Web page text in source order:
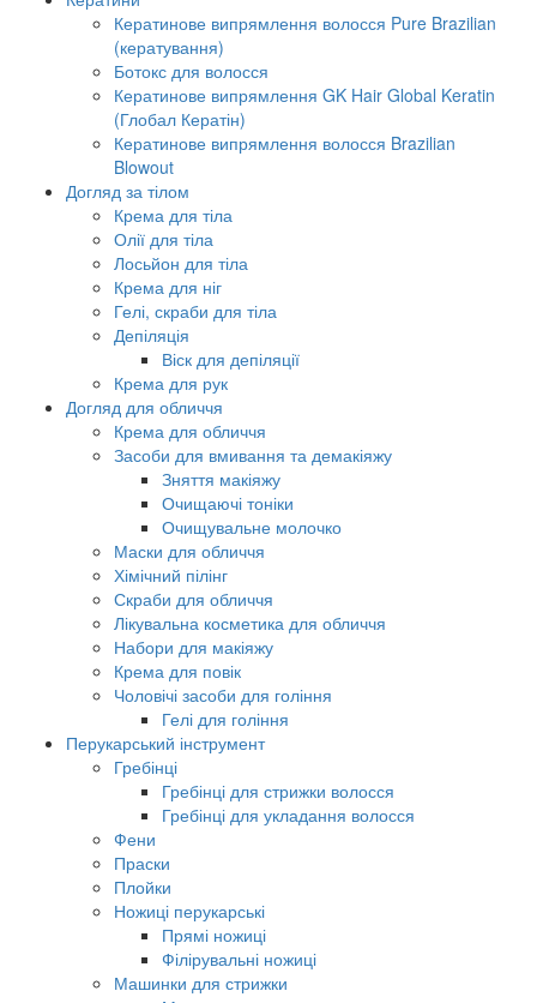
Кератинове випрямлення волосся Pure Brazilian
(кератування)
Ботокс для волосся
Кератинове випрямлення GK Hair Global Keratin
(Глобал Кератін)
Кератинове випрямлення волосся Brazilian
Blowout
Догляд за тілом
Крема для тіла
Олії для тіла
Лосьйон для тіла
Крема для ніг
Гелі, скраби для тіла
Депіляція
Віск для депіляції
Крема для рук
Догляд для обличчя
Крема для обличчя
Засоби для вмивання та демакіяжу
Зняття макіяжу
Очищаючі тоніки
Очищувальне молочко
Маски для обличчя
Хімічний пілінг
Скраби для обличчя
Лікувальна косметика для обличчя
Набори для макіяжу
Крема для повік
Чоловічі засоби для гоління
Гелі для гоління
Перукарський інструмент
Гребінці
Гребінці для стрижки волосся
Гребінці для укладання волосся
Фени
Праски
Плойки
Ножиці перукарські
Прямі ножиці
Філірувальні ножиці
Машинки для стрижки